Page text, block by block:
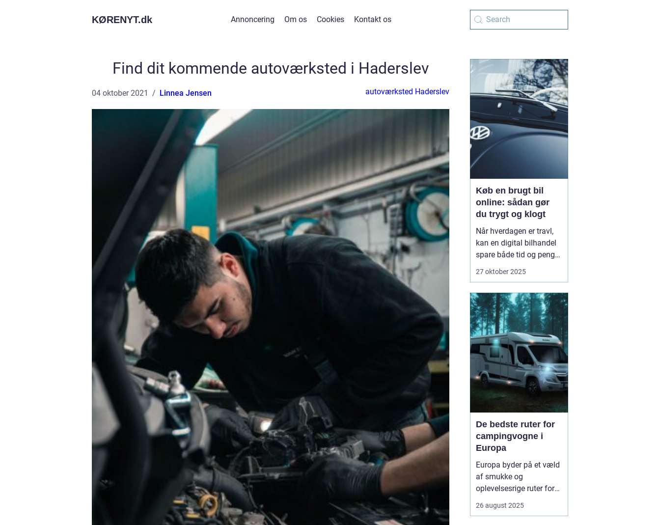
KØRENYT.dk Annoncering Om os Cookies Kontakt os
Find dit kommende autoværksted i Haderslev
04 oktober 2021 Linnea Jensen autoværksted Haderslev
Køb en brugt bil
online: sådan gør
du trygt og klogt
Når hverdagen er travl,
kan en digital bilhandel
spare både tid og penge.
Mange danskere finder i
stort, priserne er
gennemsigtige, og
processen er blevet mere
sikker. Nø...
27 oktober 2025
De bedste ruter for
campingvogne i
Europa
Europa byder på et væld
af smukke og
oplevelsesrige ruter for
kystnære veje med
26 august 2025